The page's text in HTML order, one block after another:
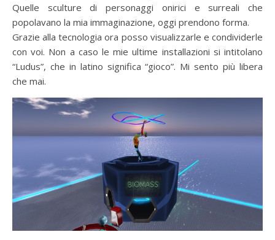
Quelle sculture di personaggi onirici e surreali che
popolavano la mia immaginazione, oggi prendono forma.
Grazie alla tecnologia ora posso visualizzarle e condividerle
con voi. Non a caso le mie ultime installazioni si intitolano
“Ludus”, che in latino significa “gioco”. Mi sento più libera
che mai.